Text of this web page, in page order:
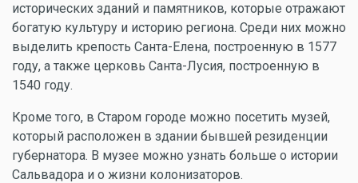
исторических зданий и памятников, которые отражают
богатую культуру и историю региона. Среди них можно
выделить крепость Санта-Елена, построенную в 1577
году, а также церковь Санта-Лусия, построенную в
1540 году.
Кроме того, в Старом городе можно посетить музей,
который расположен в здании бывшей резиденции
губернатора. В музее можно узнать больше о истории
Сальвадора и о жизни колонизаторов.